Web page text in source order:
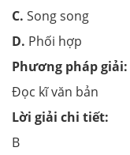
C. Song song
D. Phối hợp
Phương pháp giải:
Đọc kĩ văn bản
Lời giải chi tiết:
B